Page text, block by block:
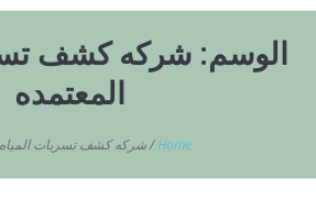
الوسم: شركه كشف
المعتمده
Home
/شركه كشف تسربات المياه